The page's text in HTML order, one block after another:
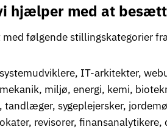
hjælper med at
følgende stillingskategorier
IT-arkitekter,
miljø, energi, kemi,
sygeplejersker,
revisorer,